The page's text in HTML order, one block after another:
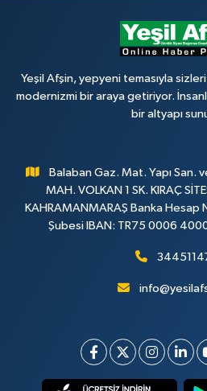
Yeşil Afşin, yepyeni temasıyla
modernizmi bir araya getiriyor.
bir altyapı
Balaban Gaz. Mat. Yapı San.
MAH. VOLKAN 1 SK. KIRAÇ
KAHRAMANMARAŞ Banka Hesap
Şubesi IBAN: TR75 0006